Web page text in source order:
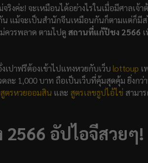
ค่ะ! จะเหมือนได้อย่างไรในเมื่อมีศาลเจ้า
แม้จะเป็นสำนักจีนเหมือนกันก็ตามแต่ก็มี
ควรพลาด ตามไปดู สถานที่แก้ปีชง 2566
ปาฟรีต้องเข้าไปแทงหวยกับเว็บ lottoup เ
ละ 1,000 บาท ถือเป็นเว็บที่คุ้มสุดคุ้ม ยิ่งกว่
สูตรหวยออมสิน และ สูตรเลขธูปไอ้ไข่ สามา
อัปไอจีสวยๆ!